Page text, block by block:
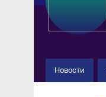
Новости